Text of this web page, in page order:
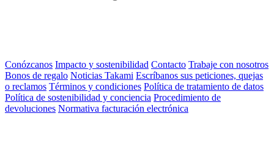
Conózcanos Impacto y sostenibilidad Contacto Trabaje con nosotros
Bonos de regalo Noticias Takami Escríbanos sus peticiones, quejas
o reclamos Términos y condiciones Política de tratamiento de datos
Política de sostenibilidad y conciencia Procedimiento de
devoluciones Normativa facturación electrónica